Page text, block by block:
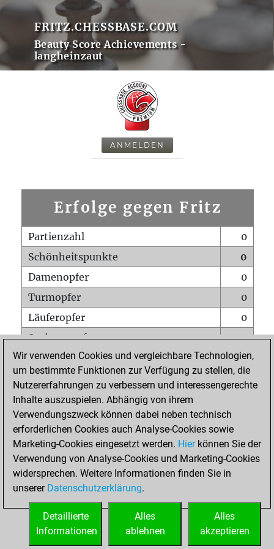
FRITZ.CHESSBASE.COM
Beauty Score Achievements -
langheinzaut
ANMELDEN
Erfolge gegen Fritz
Partienzahl
0
Schönheitspunkte
0
Damenopfer
0
Turmopfer
0
Läuferopfer
0
Springeropfer
0
Bauernopfer
0
Matt auf vollem Brett
0
Bauer setzt Matt
Erstickte Matts
Unterverwandlungen
0
Türme auf der siebten
0
STARTSEITE
Wir verwenden Cookies und vergleichbare Technologien,
um bestimmte Funktionen zur Verfügung zu stellen, die
Nutzererfahrungen zu verbessern und interessengerechte
Inhalte auszuspielen. Abhängig von ihrem
Verwendungszweck können dabei neben technisch
erforderlichen Cookies auch Analyse-Cookies sowie
Marketing-Cookies eingesetzt werden. Hierkönnen Sie der
Verwendung von Analyse-Cookies und Marketing-Cookies
widersprechen. Weitere Informationen finden Sie in
unserer Datenschutzerklärung.
Alles
akzeptieren
Alles
ablehnen
Detaillierte
Informationen